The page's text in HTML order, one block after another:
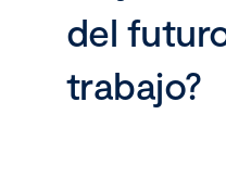
del
trabajo?